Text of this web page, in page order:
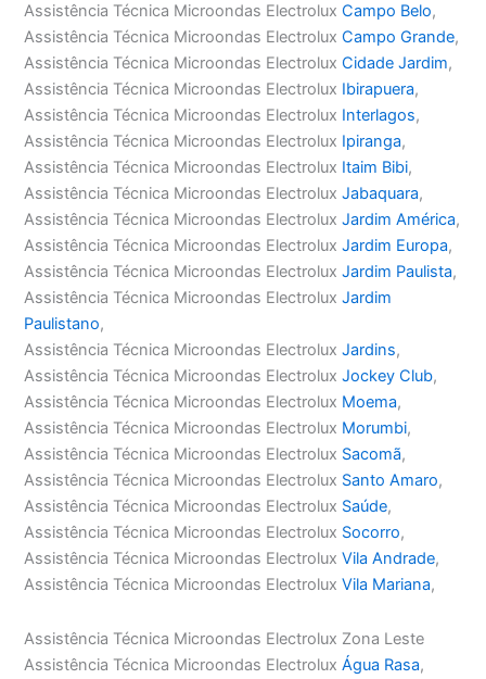
Assistência Técnica Microondas ElectroluxCampo Belo,
Assistência Técnica Microondas ElectroluxCampo Grande,
Assistência Técnica Microondas ElectroluxCidade Jardim,
Assistência Técnica Microondas Electrolux Ibirapuera,
Assistência Técnica Microondas Electrolux Interlagos,
Assistência Técnica Microondas Electrolux Ipiranga,
Assistência Técnica Microondas Electrolux Itaim Bibi,
Assistência Técnica Microondas ElectroluxJabaquara,
Assistência Técnica Microondas ElectroluxJardim América,
Assistência Técnica Microondas ElectroluxJardim Europa,
Assistência Técnica Microondas ElectroluxJardim Paulista,
Assistência Técnica Microondas ElectroluxJardim
Paulistano,
Assistência Técnica Microondas ElectroluxJardins,
Assistência Técnica Microondas ElectroluxJockey Club,
Assistência Técnica Microondas Electrolux Moema,
Assistência Técnica Microondas Electrolux Morumbi,
Assistência Técnica Microondas Electrolux Sacomã,
Assistência Técnica Microondas Electrolux Santo Amaro,
Assistência Técnica Microondas Electrolux Saúde,
Assistência Técnica Microondas Electrolux Socorro,
Assistência Técnica Microondas ElectroluxVila Andrade,
Assistência Técnica Microondas ElectroluxVila Mariana,
Assistência Técnica Microondas Electrolux Zona Leste
Assistência Técnica Microondas ElectroluxÁgua Rasa,